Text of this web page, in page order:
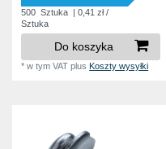
500 Sztuka | 0,41 zł /
Sztuka
Do koszyka
*w tym VAT plusKoszty wysyłki